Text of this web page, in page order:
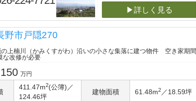
▶詳しく見る
野市戸隠270
上楠川（かみくすがわ）沿いの小さな集落に建つ物件 空き家期間
な改修が必要
150 万円
411.47m2(公簿)／
124.46坪
建物面積 61.48m2 ／18.59坪